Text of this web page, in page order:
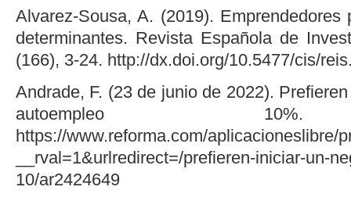
Alvarez-Sousa, A. (2019). Emprendedores
determinantes. Revista Española de
(166), 3-24. http://dx.doi.org/10.5477/cis/
Andrade, F. (23 de junio de 2022).
autoempleo
https://www.reforma.com/aplicacioneslibre/
__rval=1&urlredirect=/prefieren-iniciar-un-
10/ar2424649